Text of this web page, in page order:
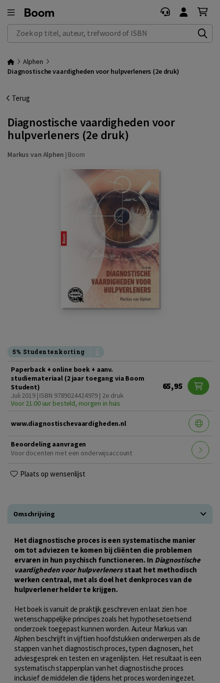
Zoek op titel, auteur, trefwoord of ISBN
Alphen
Diagnostische vaardigheden voor hulpverleners (2e druk)
Terug
Diagnostische vaardigheden voor
hulpverleners (2e druk)
Markus van Alphen | Boom
5% Studentenkorting
Paperback + online boek + aanv.
studiemateriaal (2 jaar toegang via Boom
Student)
Juli 2019 | ISBN 9789024424979 | 2e druk
Voor 21:00 uur besteld, morgen in huis
65,95
www.diagnostischevaardigheden.nl
Beoordeling aanvragen
Voor docenten met een onderwijsaccount
Plaats op wensenlijst
Omschrijving
Het diagnostische proces is een systematische manier
om tot adviezen te komen bij cliënten die problemen
ervaren in hun psychisch functioneren. In Diagnostische
vaardigheden voor hulpverlenersstaat het methodisch
werken centraal, met als doel het denkproces van de
hulpverlener helder te krijgen.
Het boek is vanuit de praktijk geschreven en laat zien hoe
wetenschappelijke principes zoals het hypothesetoetsend
onderzoek toegepast kunnen worden. Auteur Markus van
Alphen beschrijft in vijftien hoofdstukken onderwerpen als de
stappen van het diagnostisch proces, typen diagnosen, het
adviesgesprek en testen en vragenlijsten. Het resultaat is een
systematisch stappenplan van het diagnostische proces
inclusief de middelen die tijdens het proces worden ingezet.